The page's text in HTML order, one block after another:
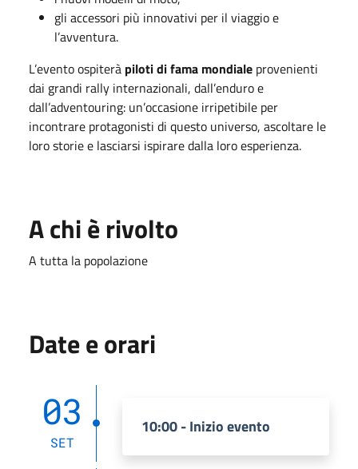
gli accessori più innovativi per il viaggio e
l’avventura.
L’evento ospiterà piloti di fama mondiale provenienti
dai grandi rally internazionali, dall’enduro e
dall’adventouring: un’occasione irripetibile per
incontrare protagonisti di questo universo, ascoltare le
loro storie e lasciarsi ispirare dalla loro esperienza.
A chi è rivolto
A tutta la popolazione
Date e orari
03
SET
10:00 - Inizio evento